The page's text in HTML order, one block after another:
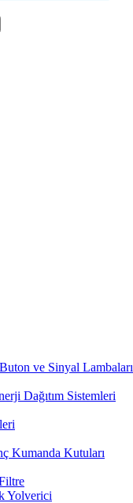
Buton ve Sinyal Lambaları
Dağıtım Sistemleri
Kumanda Kutuları
Yolverici